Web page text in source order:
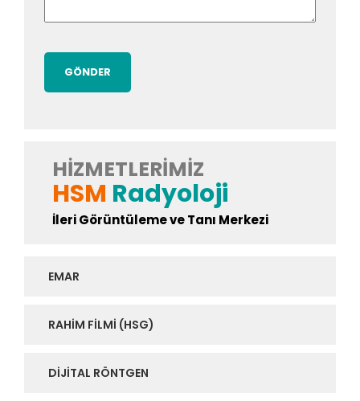
HIZMETLERIMIZ
HSM Radyoloji
İleri Görüntüleme ve Tanı Merkezi
EMAR
RAHIM FILMI (HSG)
DIJITAL RÖNTGEN